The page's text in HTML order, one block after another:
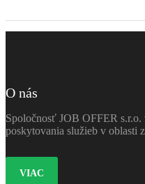
O nás
Spoločnosť JOB OFFER
poskytovania služieb v oblasti
VIAC